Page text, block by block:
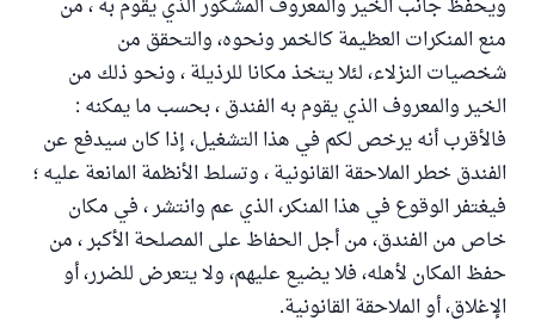
ويحفظ جانب الخير والمعروف المشكور الذي يقوم به ، من
منع المنكرات العظيمة كالخمر ونحوه، والتحقق من
شخصيات النزلاء، لئلا يتخذ مكانا للرذيلة ، ونحو ذلك من
الخير والمعروف الذي يقوم به الفندق ، بحسب ما يمكنه :
فالأقرب أنه يرخص لكم في هذا التشغيل، إذا كان سيدفع عن
الفندق خطر الملاحقة القانونية ، وتسلط الأنظمة المانعة عليه ؛
فيغتفر الوقوع في هذا المنكر، الذي عم وانتشر ، في مكان
خاص من الفندق، من أجل الحفاظ على المصلحة الأكبر ، من
حفظ المكان لأهله، فلا يضيع عليهم، ولا يتعرض للضرر، أو
الإغلاق، أو الملاحقة القانونية.